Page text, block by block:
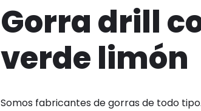
Gorra drill
verde limón
Somos fabricantes de gorras de todo